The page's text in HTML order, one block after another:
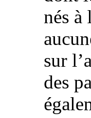
nés à
sur
des